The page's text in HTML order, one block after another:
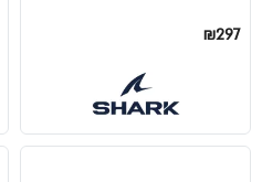
₪297